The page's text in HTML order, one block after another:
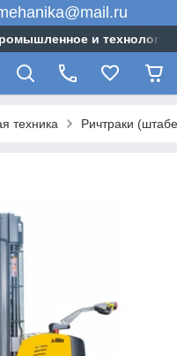
и
техника Ричтраки